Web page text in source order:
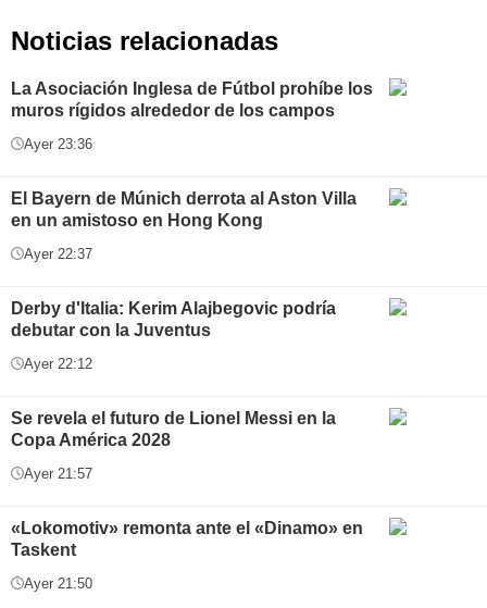
Noticias relacionadas
La Asociación Inglesa de Fútbol prohíbe los
muros rígidos alrededor de los campos
Ayer 23:36
El Bayern de Múnich derrota al Aston Villa
en un amistoso en Hong Kong
Ayer 22:37
Derby d'Italia: Kerim Alajbegovic podría
debutar con la Juventus
Ayer 22:12
Se revela el futuro de Lionel Messi en la
Copa América 2028
Ayer 21:57
«Lokomotiv» remonta ante el «Dinamo» en
Taskent
Ayer 21:50